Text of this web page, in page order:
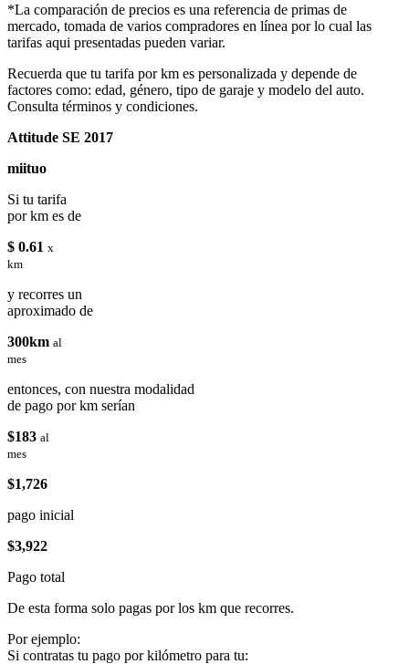
*La comparación de precios es una referencia de primas de
mercado, tomada de varios compradores en línea por lo cual las
tarifas aqui presentadas pueden variar.
Recuerda que tu tarifa por km es personalizada y depende de
factores como: edad, género, tipo de garaje y modelo del auto.
Consulta términos y condiciones.
Attitude SE 2017
miituo
Si tu tarifa
por km es de
$ 0.61 x
km
y recorres un
aproximado de
300km al
mes
entonces, con nuestra modalidad
de pago por km serían
$183 al
mes
$1,726
pago inicial
$3,922
Pago total
De esta forma solo pagas por los km que recorres.
Por ejemplo:
Si contratas tu pago por kilómetro para tu: